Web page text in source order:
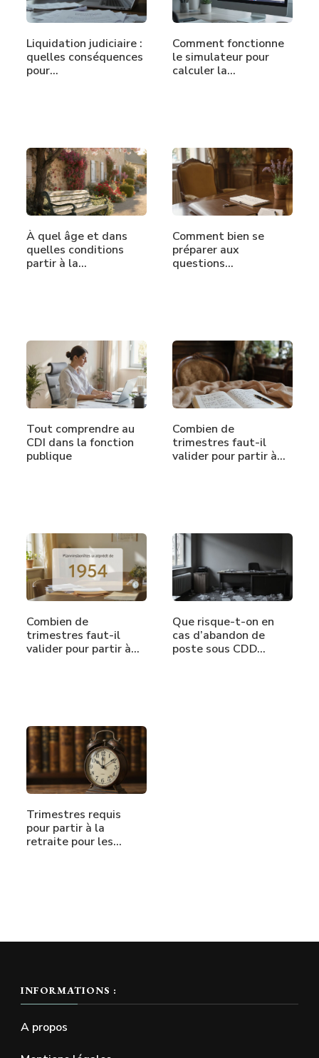
Liquidation judiciaire :
quelles conséquences
pour…
Comment fonctionne
le simulateur pour
calculer la…
À quel âge et dans
quelles conditions
partir à la…
Comment bien se
préparer aux
questions…
Tout comprendre au
CDI dans la fonction
publique
Combien de
trimestres faut-il
valider pour partir à…
Combien de
trimestres faut-il
valider pour partir à…
Que risque-t-on en
cas d’abandon de
poste sous CDD…
Trimestres requis
pour partir à la
retraite pour les…
INFORMATIONS :
A propos